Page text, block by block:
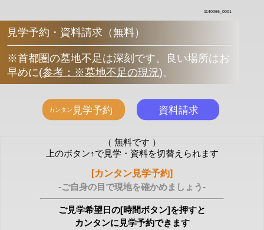
1140066_0001
見学予約・資料請求（無料）
※首都圏の墓地不足は深刻です。良い場所はお
早めに(参考：※墓地不足の現況)。
（ 無料です ）
上のボタン↑で見学・資料を切替えられます
[カンタン見学予約]
-ご自身の目で現地を確かめましょう-
ご見学希望日の[時間ボタン]を押すと
カンタンに見学予約できます